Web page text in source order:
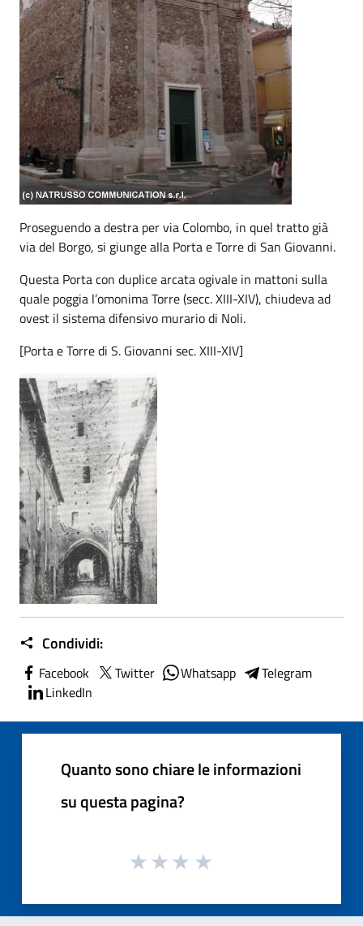
Proseguendo a destra per via Colombo, in quel tratto già
via del Borgo, si giunge alla Porta e Torre di San Giovanni.
Questa Porta con duplice arcata ogivale in mattoni sulla
quale poggia l’omonima Torre (secc. XIII-XIV), chiudeva ad
ovest il sistema difensivo murario di Noli.
[Porta e Torre di S. Giovanni sec. XIII-XIV]
Condividi:
Facebook Twitter Whatsapp
Telegram
LinkedIn
Quanto sono chiare le informazioni
su questa pagina?